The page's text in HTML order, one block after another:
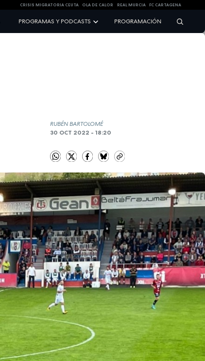
CRISIS MIGRATORIA CEUTA OLA DE CALOR REAL MURCIA FC CARTAGENA
PROGRAMAS Y PODCASTS PROGRAMACIÓN
RUBÉN BARTOLOMÉ
30 OCT 2022 - 18:20